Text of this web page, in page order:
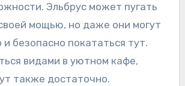
Эльбрус может пугать
мощью, но даже они могут
и безопасно покататься тут.
видами в уютном кафе,
также достаточно.